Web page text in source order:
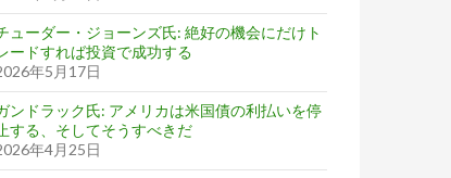
ューダー・ジョーンズ氏: 絶好の機会にだけト
ードすれば投資で成功する
年5月17日
ンドラック氏: アメリカは米国債の利払いを停
する、そしてそうすべきだ
年4月25日